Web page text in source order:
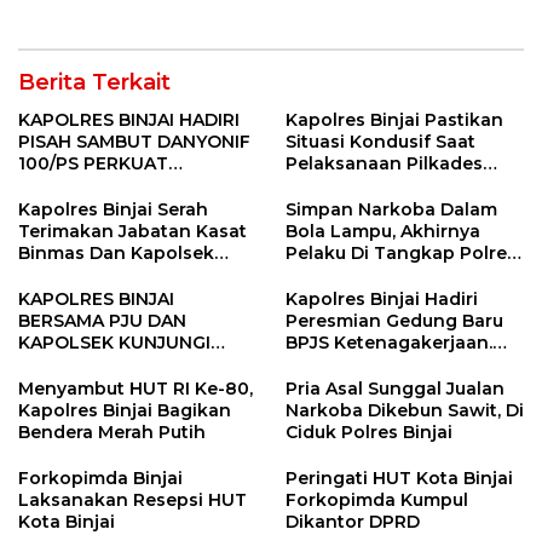
Berita Terkait
KAPOLRES BINJAI HADIRI
PISAH SAMBUT DANYONIF
100/PS PERKUAT
Kapolres Binjai Pastikan
Situasi Kondusif Saat
Pelaksanaan Pilkades
Kapolres Binjai Serah
Terimakan Jabatan Kasat
Binmas Dan Kapolsek
Simpan Narkoba Dalam
Bola Lampu, Akhirnya
Pelaku Di Tangkap Polres
KAPOLRES BINJAI
BERSAMA PJU DAN
KAPOLSEK KUNJUNGI
BINJAI
Kapolres Binjai Hadiri
Peresmian Gedung Baru
BPJS Ketenagakerjaan.
Menyeluruh bagi Pekerja”
Menyambut HUT RI Ke-80,
Kapolres Binjai Bagikan
Bendera Merah Putih
Pria Asal Sunggal Jualan
Narkoba Dikebun Sawit, Di
Ciduk Polres Binjai
Forkopimda Binjai
Laksanakan Resepsi HUT
Kota Binjai
Peringati HUT Kota Binjai
Forkopimda Kumpul
Dikantor DPRD